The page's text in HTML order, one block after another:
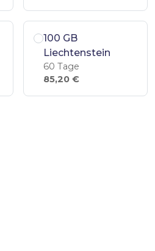
100 GB
Liechtenstein
60 Tage
85,20 €